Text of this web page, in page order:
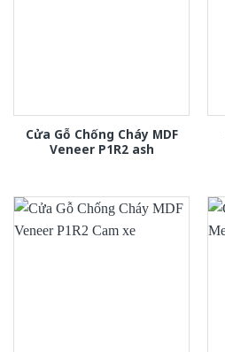
Cửa Gỗ Chống Cháy MDF
Veneer P1R2 ash